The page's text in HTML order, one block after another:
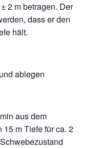
2 m betragen. Der
dass er den
hält.
ablegen
aus dem
15 m Tiefe für ca. 2